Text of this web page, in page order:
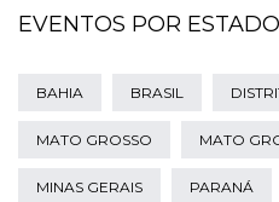
EVENTOS POR ESTADO
BAHIA BRASIL
MATO GROSSO MATO
MINAS GERAIS PARANÁ